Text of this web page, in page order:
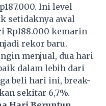
Ini level
setidaknya awal
Rp188.000 kemarin
rekor baru.
menjual, dua hari
dalam lebih dari
beli hari ini, break-
sekitar 6,7%.